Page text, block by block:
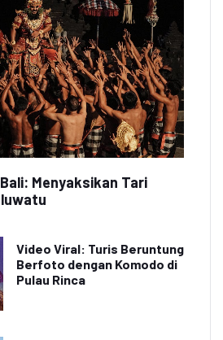
Menyaksikan Tari
Video Viral: Turis Beruntung
Berfoto dengan Komodo di
Pulau Rinca